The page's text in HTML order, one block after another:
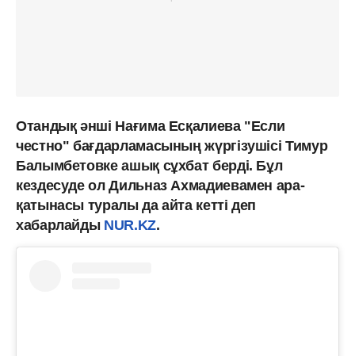
Отандық әнші Нағима Есқалиева "Если
честно" бағдарламасының жүргізушісі Тимур
Балымбетовке ашық сұхбат берді. Бұл
кездесуде ол Дильназ Ахмадиевамен ара-
қатынасы туралы да айта кетті деп
хабарлайды NUR.KZ.